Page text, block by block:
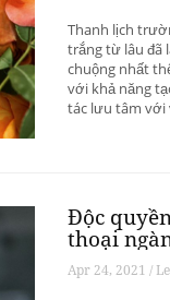
Thanh lịch
trắng từ lâu đã
chuộng nhất
với khả năng
tác lưu tâm với
Độc
thoại
Biver
Apr 24, 2021 /